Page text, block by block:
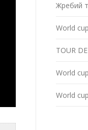
Жребий
World
TOUR
World
World